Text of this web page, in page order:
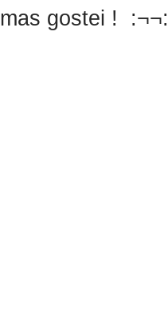
mas gostei ! :¬¬: